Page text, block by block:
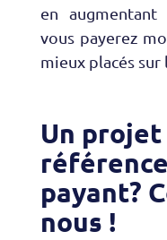
en
vous payerez
mieux placés sur
Un projet
payant?
nous !